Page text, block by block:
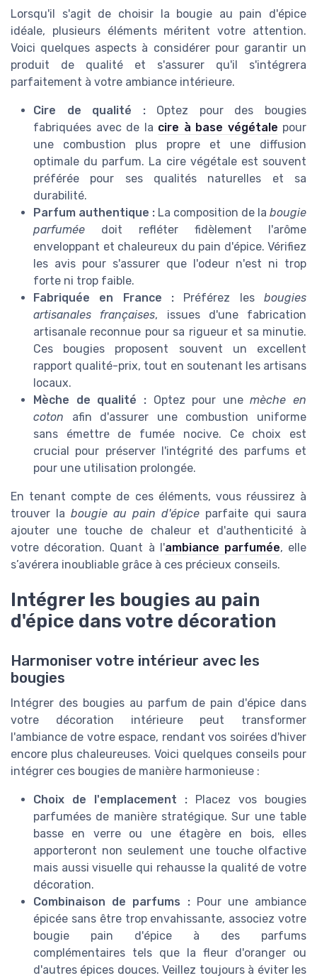
Lorsqu'il s'agit de choisir la bougie au pain d'épice
idéale, plusieurs éléments méritent votre attention.
Voici quelques aspects à considérer pour garantir un
produit de qualité et s'assurer qu'il s'intégrera
parfaitement à votre ambiance intérieure.
Cire de qualité :Optez pour des bougies
fabriquées avec de la cire à base végétale pour
une combustion plus propre et une diffusion
optimale du parfum. La cire végétale est souvent
préférée pour ses qualités naturelles et sa
durabilité.
Parfum authentique : La composition de la bougie
parfumée doit refléter fidèlement l'arôme
enveloppant et chaleureux du pain d'épice. Vérifiez
les avis pour s'assurer que l'odeur n'est ni trop
forte ni trop faible.
Fabriquée en France : Préférez les bougies
artisanales françaises, issues d'une fabrication
artisanale reconnue pour sa rigueur et sa minutie.
Ces bougies proposent souvent un excellent
rapport qualité-prix, tout en soutenant les artisans
locaux.
Mèche de qualité :Optez pour unemèche en
coton afin d'assurer une combustion uniforme
sans émettre de fumée nocive. Ce choix est
crucial pour préserver l'intégrité des parfums et
pour une utilisation prolongée.
En tenant compte de ces éléments, vous réussirez à
trouver la bougie au pain d'épice parfaite qui saura
ajouter une touche de chaleur et d'authenticité à
votre décoration. Quant à l'ambiance parfumée, elle
s’avérera inoubliable grâce à ces précieux conseils.
Intégrer les bougies au pain
d'épice dans votre décoration
Harmoniser votre intérieur avec les
bougies
Intégrer des bougies au parfum de pain d'épice dans
votre décoration intérieure peut transformer
l'ambiance de votre espace, rendant vos soirées d'hiver
encore plus chaleureuses. Voici quelques conseils pour
intégrer ces bougies de manière harmonieuse :
Choix de l'emplacement : Placez vos bougies
parfumées de manière stratégique. Sur une table
basse en verre ou une étagère en bois, elles
apporteront non seulement une touche olfactive
mais aussi visuelle qui rehausse la qualité de votre
décoration.
Combinaison de parfums :Pour une ambiance
épicée sans être trop envahissante, associez votre
bougie pain d'épice à des parfums
complémentaires tels que la fleur d'oranger ou
d'autres épices douces. Veillez toujours à éviter les